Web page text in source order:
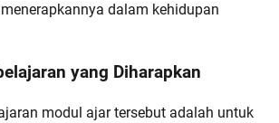
dalam kehidupan
yang Diharapkan
modul ajar tersebut adalah untuk